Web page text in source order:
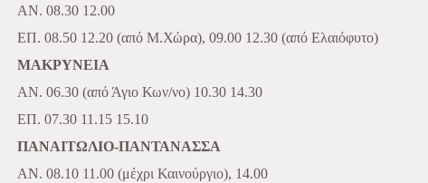
ΑΝ. 08.30 12.00
ΕΠ. 08.50 12.20 (από Μ.Χώρα), 09.00 12.30 (από Ελαιόφυτο)
ΜΑΚΡΥΝΕΙΑ
ΑΝ. 06.30 (από Άγιο Κων/νο) 10.30 14.30
ΕΠ. 07.30 11.15 15.10
ΠΑΝΑΙΤΩΛΙΟ-ΠΑΝΤΑΝΑΣΣΑ
ΑΝ. 08.10 11.00 (μέχρι Καινούργιο), 14.00